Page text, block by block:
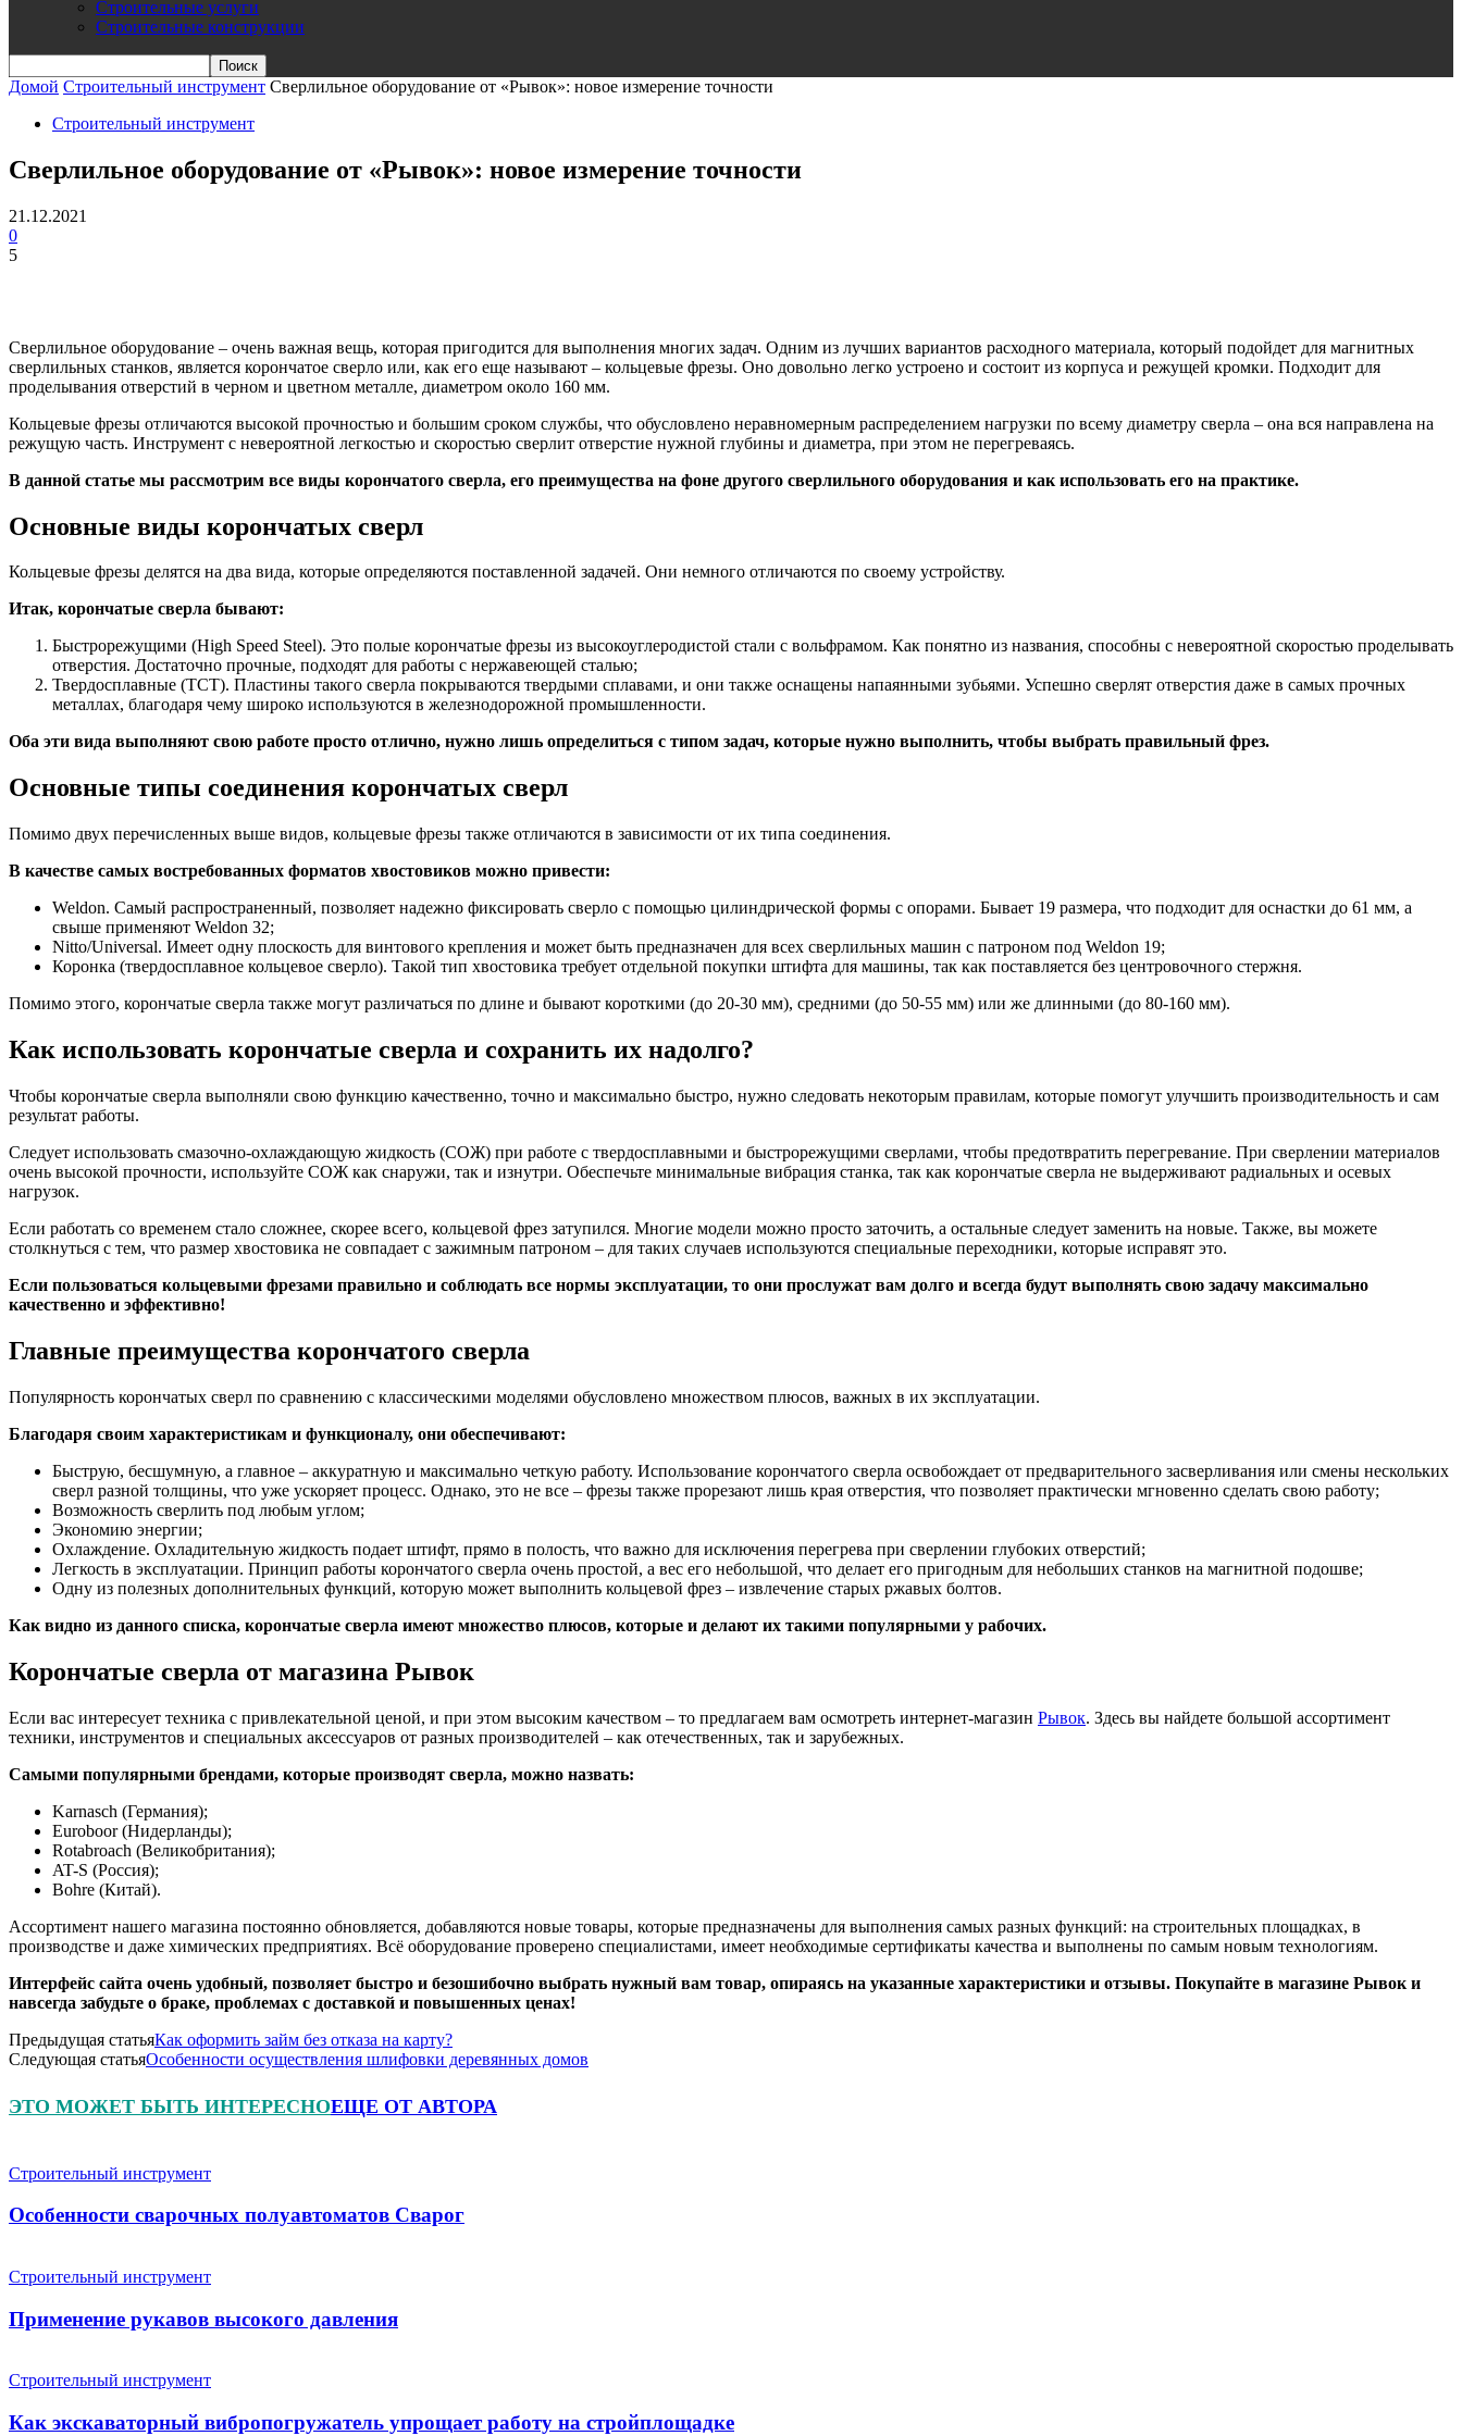
Строительные услуги
Строительные конструкции
Домой Строительный инструмент Сверлильное оборудование от «Рывок»: новое измерение точности
Строительный инструмент
Сверлильное оборудование от «Рывок»: новое измерение точности
21.12.2021
0
5
Сверлильное оборудование – очень важная вещь, которая пригодится для выполнения многих задач. Одним из лучших вариантов расходного материала, который подойдет для магнитных
сверлильных станков, является корончатое сверло или, как его еще называют – кольцевые фрезы. Оно довольно легко устроено и состоит из корпуса и режущей кромки. Подходит для
проделывания отверстий в черном и цветном металле, диаметром около 160 мм.
Кольцевые фрезы отличаются высокой прочностью и большим сроком службы, что обусловлено неравномерным распределением нагрузки по всему диаметру сверла – она вся направлена на
режущую часть. Инструмент с невероятной легкостью и скоростью сверлит отверстие нужной глубины и диаметра, при этом не перегреваясь.
В данной статье мы рассмотрим все виды корончатого сверла, его преимущества на фоне другого сверлильного оборудования и как использовать его на практике.
Основные виды корончатых сверл
Кольцевые фрезы делятся на два вида, которые определяются поставленной задачей. Они немного отличаются по своему устройству.
Итак, корончатые сверла бывают:
Быстрорежущими (High Speed Steel). Это полые корончатые фрезы из высокоуглеродистой стали с вольфрамом. Как понятно из названия, способны с невероятной скоростью проделывать
отверстия. Достаточно прочные, подходят для работы с нержавеющей сталью;
Твердосплавные (ТСТ). Пластины такого сверла покрываются твердыми сплавами, и они также оснащены напаянными зубьями. Успешно сверлят отверстия даже в самых прочных
металлах, благодаря чему широко используются в железнодорожной промышленности.
Оба эти вида выполняют свою работе просто отлично, нужно лишь определиться с типом задач, которые нужно выполнить, чтобы выбрать правильный фрез.
Основные типы соединения корончатых сверл
Помимо двух перечисленных выше видов, кольцевые фрезы также отличаются в зависимости от их типа соединения.
В качестве самых востребованных форматов хвостовиков можно привести:
Weldon. Самый распространенный, позволяет надежно фиксировать сверло с помощью цилиндрической формы с опорами. Бывает 19 размера, что подходит для оснастки до 61 мм, а
свыше применяют Weldon 32;
Nitto/Universal. Имеет одну плоскость для винтового крепления и может быть предназначен для всех сверлильных машин с патроном под Weldon 19;
Коронка (твердосплавное кольцевое сверло). Такой тип хвостовика требует отдельной покупки штифта для машины, так как поставляется без центровочного стержня.
Помимо этого, корончатые сверла также могут различаться по длине и бывают короткими (до 20-30 мм), средними (до 50-55 мм) или же длинными (до 80-160 мм).
Как использовать корончатые сверла и сохранить их надолго?
Чтобы корончатые сверла выполняли свою функцию качественно, точно и максимально быстро, нужно следовать некоторым правилам, которые помогут улучшить производительность и сам
результат работы.
Следует использовать смазочно-охлаждающую жидкость (СОЖ) при работе с твердосплавными и быстрорежущими сверлами, чтобы предотвратить перегревание. При сверлении материалов
очень высокой прочности, используйте СОЖ как снаружи, так и изнутри. Обеспечьте минимальные вибрация станка, так как корончатые сверла не выдерживают радиальных и осевых
нагрузок.
Если работать со временем стало сложнее, скорее всего, кольцевой фрез затупился. Многие модели можно просто заточить, а остальные следует заменить на новые. Также, вы можете
столкнуться с тем, что размер хвостовика не совпадает с зажимным патроном – для таких случаев используются специальные переходники, которые исправят это.
Если пользоваться кольцевыми фрезами правильно и соблюдать все нормы эксплуатации, то они прослужат вам долго и всегда будут выполнять свою задачу максимально
качественно и эффективно!
Главные преимущества корончатого сверла
Популярность корончатых сверл по сравнению с классическими моделями обусловлено множеством плюсов, важных в их эксплуатации.
Благодаря своим характеристикам и функционалу, они обеспечивают:
Быструю, бесшумную, а главное – аккуратную и максимально четкую работу. Использование корончатого сверла освобождает от предварительного засверливания или смены нескольких
сверл разной толщины, что уже ускоряет процесс. Однако, это не все – фрезы также прорезают лишь края отверстия, что позволяет практически мгновенно сделать свою работу;
Возможность сверлить под любым углом;
Экономию энергии;
Охлаждение. Охладительную жидкость подает штифт, прямо в полость, что важно для исключения перегрева при сверлении глубоких отверстий;
Легкость в эксплуатации. Принцип работы корончатого сверла очень простой, а вес его небольшой, что делает его пригодным для небольших станков на магнитной подошве;
Одну из полезных дополнительных функций, которую может выполнить кольцевой фрез – извлечение старых ржавых болтов.
Как видно из данного списка, корончатые сверла имеют множество плюсов, которые и делают их такими популярными у рабочих.
Корончатые сверла от магазина Рывок
Если вас интересует техника с привлекательной ценой, и при этом высоким качеством – то предлагаем вам осмотреть интернет-магазин Рывок. Здесь вы найдете большой ассортимент
техники, инструментов и специальных аксессуаров от разных производителей – как отечественных, так и зарубежных.
Самыми популярными брендами, которые производят сверла, можно назвать:
Karnasch (Германия);
Euroboor (Нидерланды);
Rotabroach (Великобритания);
AT-S (Россия);
Bohre (Китай).
Ассортимент нашего магазина постоянно обновляется, добавляются новые товары, которые предназначены для выполнения самых разных функций: на строительных площадках, в
производстве и даже химических предприятиях. Всё оборудование проверено специалистами, имеет необходимые сертификаты качества и выполнены по самым новым технологиям.
Интерфейс сайта очень удобный, позволяет быстро и безошибочно выбрать нужный вам товар, опираясь на указанные характеристики и отзывы. Покупайте в магазине Рывок и
навсегда забудьте о браке, проблемах с доставкой и повышенных ценах!
Предыдущая статьяКак оформить займ без отказа на карту?
Следующая статьяОсобенности осуществления шлифовки деревянных домов
ЭТО МОЖЕТ БЫТЬ ИНТЕРЕСНОЕЩЕ ОТ АВТОРА
Строительный инструмент
Особенности сварочных полуавтоматов Сварог
Строительный инструмент
Применение рукавов высокого давления
Строительный инструмент
Как экскаваторный вибропогружатель упрощает работу на стройплощадке